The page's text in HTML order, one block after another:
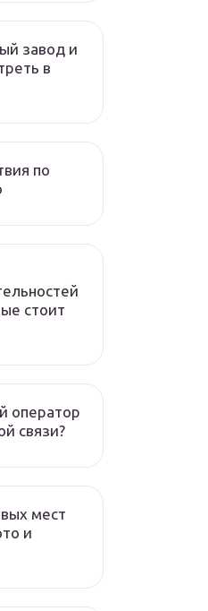
завод и
в
по
стоит
оператор
связи?
мест
и